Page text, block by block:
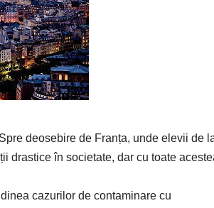
deosebire de Franța, unde elevii de
drastice în societate, dar cu toate
cazurilor de contaminare cu